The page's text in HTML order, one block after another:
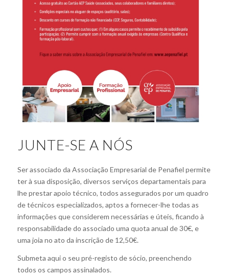
JUNTE-SE A NÓS
Ser associado da Associação Empresarial de Penafiel permite
ter à sua disposição, diversos serviços departamentais para
lhe prestar apoio técnico, todos assegurados por um quadro
de técnicos especializados, aptos a fornecer-lhe todas as
informações que considerem necessárias e úteis, ficando à
responsabilidade do associado uma quota anual de 30€, e
uma joia no ato da inscrição de 12,50€.
Submeta aqui o seu pré-registo de sócio, preenchendo
todos os campos assinalados.